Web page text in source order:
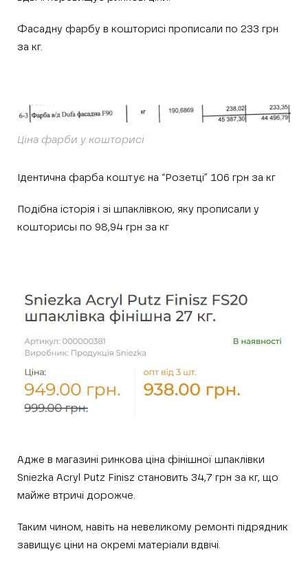
Фасадну фарбу в кошторисі прописали по 233 грн
за кг.
Ціна фарби у кошторисі
Ідентична фарба коштує на “Розетці” 106 грн за кг
Подібна історія і зі шпаклівкою, яку прописали у
кошторисы по 98,94 грн за кг
Адже в магазині ринкова ціна фінішної шпаклівки
Sniezka Acryl Putz Finisz становить 34,7 грн за кг, що
майже втричі дорожче.
Таким чином, навіть на невеликому ремонті підрядник
завищує ціни на окремі матеріали вдвічі.